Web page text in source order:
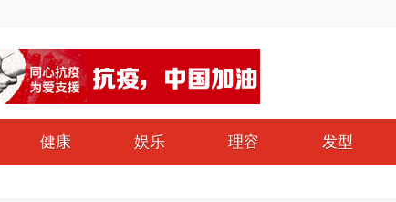
健康 娱乐 理容 发型